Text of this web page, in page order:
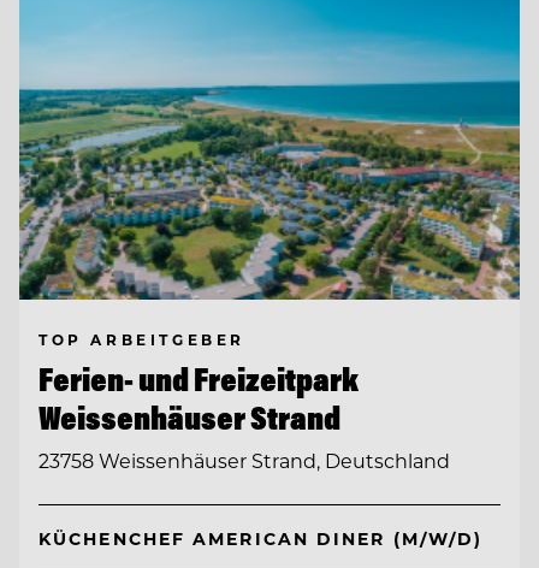
TOP ARBEITGEBER
Ferien- und Freizeitpark
Weissenhäuser Strand
23758 Weissenhäuser Strand, Deutschland
KÜCHENCHEF AMERICAN DINER (M/W/D)